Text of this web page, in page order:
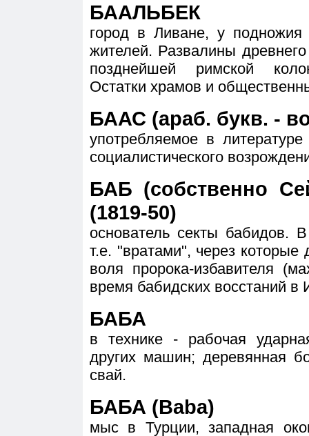
БААЛЬБЕК
город в Ливане, у
жителей. Развалины
позднейшей римской
Остатки храмов и
БААС (араб. букв. -
употребляемое в
социалистического
БАБ (собственно
(1819-50)
основатель секты бабидов.
т.е. "вратами", через
воля пророка-избавителя
время бабидских восстаний в
БАБА
в технике - рабочая
других машин; деревянная
свай.
БАБА (Baba)
мыс в Турции, западная